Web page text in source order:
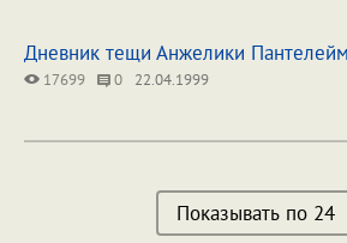
Дневник тещи Анжелики
17699 0 22.04.1999
Показывать по 24